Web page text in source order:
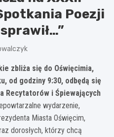
Poezji
zbliża się do Oświęcimia,
od godziny 9:30, odbędą się
Recytatorów i Śpiewających
wydarzenie,
Miasta Oświęcim,
dorosłych, którzy chcą